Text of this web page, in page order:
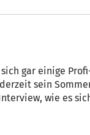
gar einige
wie es